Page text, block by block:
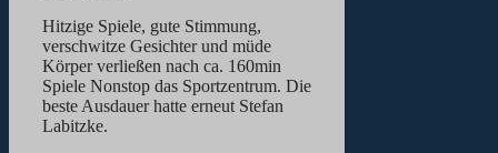
Hitzige Spiele, gute Stimmung,
verschwitze Gesichter und müde
Körper verließen nach ca. 160min
Spiele Nonstop das Sportzentrum. Die
beste Ausdauer hatte erneut Stefan
Labitzke.